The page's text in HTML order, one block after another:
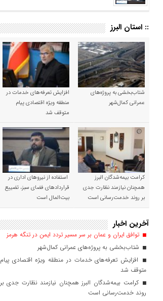
:: استان البرز
شتاب‌بخشی به پروژه‌های
عمرانی کمال‌شهر
افزایش تعرفه‌های خدمات در
منطقه ویژه اقتصادی پیام
متوقف شد
کرامت بیمه‌شدگان البرز
همچنان نیازمند نظارت جدی
بر روند خدمت‌رسانی است
استفاده از نیروهای اداری در
قراردادهای فضای سبز، تضییع
بیت‌المال است
آخرین اخبار
توافق ایران و عمان بر سر مسیر تردد ایمن در تنگه هرمز
شتاب‌بخشی به پروژه‌های عمرانی کمال‌شهر
افزایش تعرفه‌های خدمات در منطقه ویژه اقتصادی پیام
متوقف شد
کرامت بیمه‌شدگان البرز همچنان نیازمند نظارت جدی بر
روند خدمت‌رسانی است